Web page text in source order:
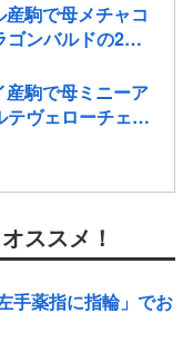
産駒で母メチャコ
ンバルドの2歳
産駒で母ミニーア
ヴェローチェの
ススメ！
手薬指に指輪」でお